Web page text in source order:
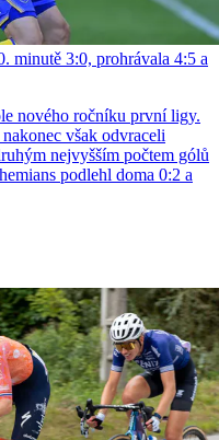
minutě 3:0, prohrávala 4:5 a
nového ročníku první ligy.
však odvraceli
nejvyšším počtem gólů
podlehl doma 0:2 a